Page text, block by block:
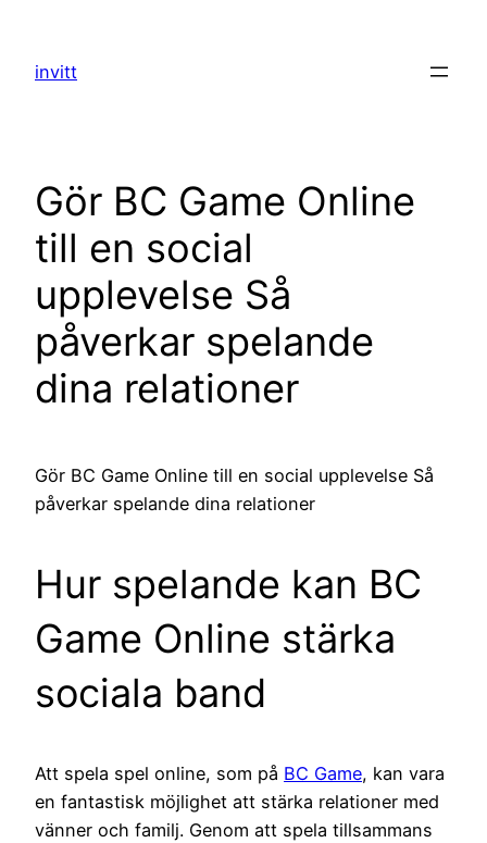
content
invitt
Gör BC Game Online
till en social
upplevelse Så
påverkar spelande
dina relationer
Gör BC Game Online till en social upplevelse Så
påverkar spelande dina relationer
Hur spelande kan BC
Game Online stärka
sociala band
Att spela spel online, som på BC Game, kan vara
en fantastisk möjlighet att stärka relationer med
vänner och familj. Genom att spela tillsammans